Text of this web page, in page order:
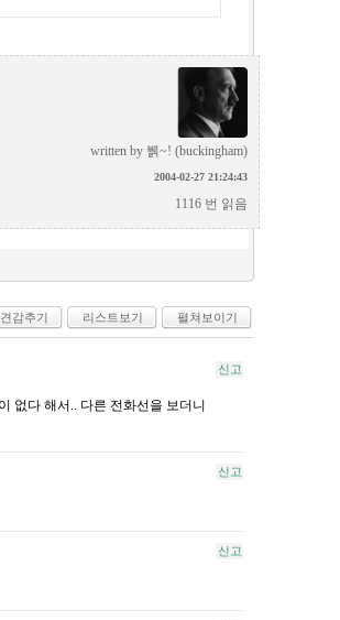
written by 뷁~! (buckingham)
2004-02-27 21:24:43
1116 번 읽음
감추기 리스트보기 펼쳐보이기
신고
없다 해서.. 다른 전화선을 보더니
신고
신고